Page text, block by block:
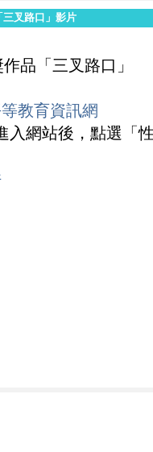
叉路口」影片
品「三叉路口」
教育資訊網
入網站後，點選「